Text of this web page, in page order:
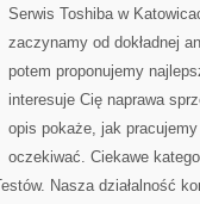
Serwis Toshiba w
zaczynamy od dokładnej
potem proponujemy
interesuje Cię naprawa
opis pokaże, jak
oczekiwać. Ciekawe
Nasza działalność